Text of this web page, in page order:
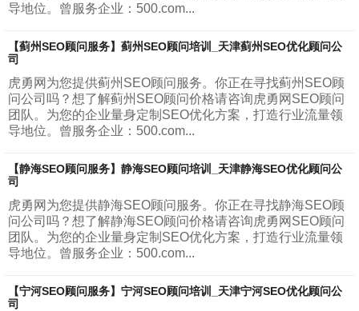
导地位。曾服务企业：500.com...
【蓟州SEO顾问服务】蓟州SEO顾问培训_天津蓟州SEO优化顾问公
司
虎勇网为您提供蓟州SEO顾问服务。你正在寻找蓟州SEO顾
问公司吗？想了解蓟州SEO顾问价格请咨询虎勇网SEO顾问
团队。为您的企业量身定制SEO优化方案，打造行业流量领
导地位。曾服务企业：500.com...
【静海SEO顾问服务】静海SEO顾问培训_天津静海SEO优化顾问公
司
虎勇网为您提供静海SEO顾问服务。你正在寻找静海SEO顾
问公司吗？想了解静海SEO顾问价格请咨询虎勇网SEO顾问
团队。为您的企业量身定制SEO优化方案，打造行业流量领
导地位。曾服务企业：500.com...
【宁河SEO顾问服务】宁河SEO顾问培训_天津宁河SEO优化顾问公
司